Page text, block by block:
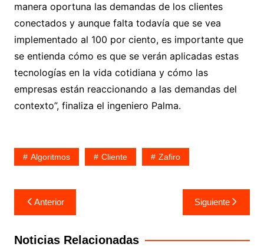
manera oportuna las demandas de los clientes
conectados y aunque falta todavía que se vea
implementado al 100 por ciento, es importante que
se entienda cómo es que se verán aplicadas estas
tecnologías en la vida cotidiana y cómo las
empresas están reaccionando a las demandas del
contexto”, finaliza el ingeniero Palma.
Algoritmos Cliente Zafiro
Navegación
de
entradas
Anterior Siguiente
Noticias Relacionadas